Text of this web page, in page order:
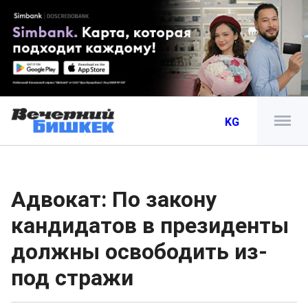
KG
Адвокат: По закону
кандидатов в президенты
должны освободить из-
под стражи